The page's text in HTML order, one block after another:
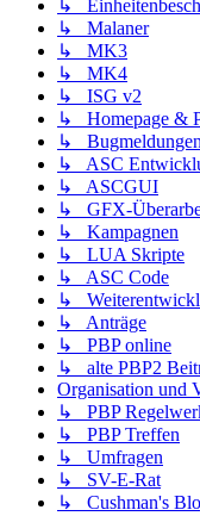
↳
↳ Malaner
↳ MK3
↳ MK4
↳ ISG v2
↳ Homepage &
↳ Bugmeldungen
↳ ASC
↳ ASCGUI
↳ GFX-
↳ Kampagnen
↳ LUA Skripte
↳ ASC Code
↳
↳ Anträge
↳ PBP online
↳ alte PBP2
Organisation und
↳ PBP
↳ PBP Treffen
↳ Umfragen
↳ SV-E-Rat
↳ Cushman's